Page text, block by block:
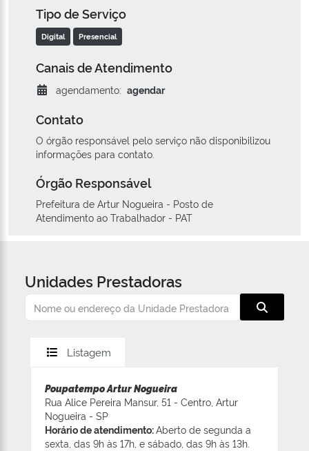
Tipo de Serviço
Digital Presencial
Canais de Atendimento
agendamento: agendar
Contato
O órgão responsável pelo serviço não disponibilizou
informações para contato.
Órgão Responsável
Prefeitura de Artur Nogueira - Posto de
Atendimento ao Trabalhador - PAT
Unidades Prestadoras
Listagem
Poupatempo Artur Nogueira
Rua Alice Pereira Mansur, 51 - Centro, Artur
Nogueira - SP
Horário de atendimento:Aberto de segunda a
sexta, das 9h às 17h, e sábado, das 9h às 13h.